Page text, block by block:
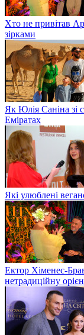
Хто не привітав
зірками
Як Юлія Саніна зі
Еміратах
Які улюблені
Ектор Хіменес-
нетрадиційну